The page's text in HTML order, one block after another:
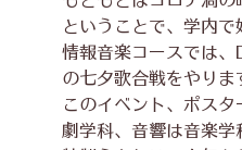
ということで、学内
情報音楽コースでは
の七夕歌合戦をやりま
このイベント、ポス
劇学科、音響は音楽学